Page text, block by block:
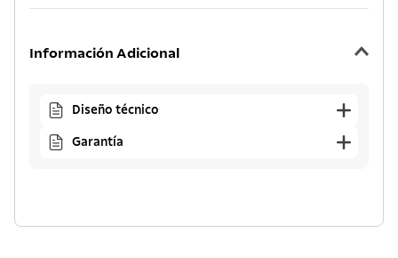
Información Adicional
Diseño técnico
Garantía